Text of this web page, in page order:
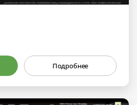
Подробнее